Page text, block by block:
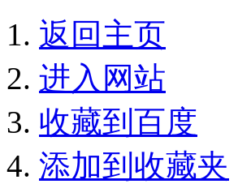
返回主页
进入网站
收藏到百度
添加到收藏夹